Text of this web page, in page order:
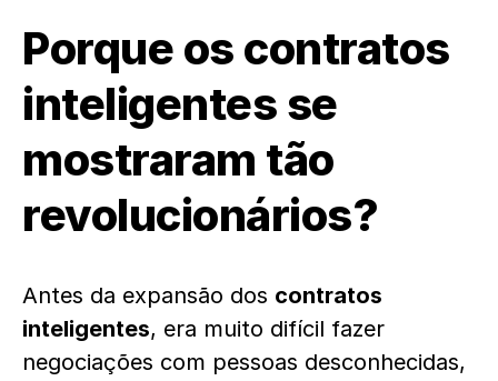
Porque os contratos
inteligentes se
mostraram tão
revolucionários?
Antes da expansão dos contratos
inteligentes, era muito difícil fazer
negociações com pessoas desconhecidas,